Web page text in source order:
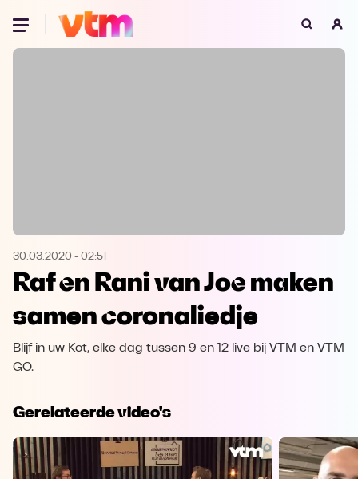
Oeps, browser niet ondersteund
Microsoft Edge Download
Opera Download
30.03.2020 - 02:51
Raf en Rani van Joe maken
samen coronaliedje
Blijf in uw Kot, elke dag tussen 9 en 12 live bij VTM en VTM
GO.
Gerelateerde video's